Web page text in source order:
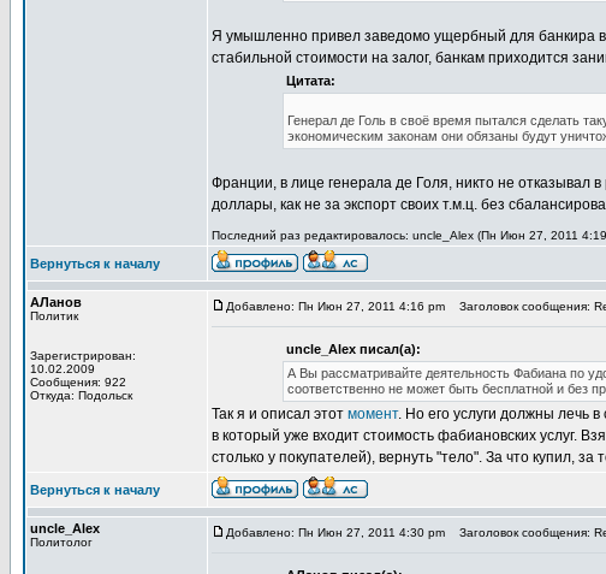
Я умышленно привел заведомо ущербный для банкира
стабильной стоимости на залог, банкам приходится
Цитата:
Генерал де Голь в своё время пытался сделать
экономическим законам они обязаны будут
Франции, в лице генерала де Голя, никто не отказывал
доллары, как не за экспорт своих т.м.ц. без
Последний раз редактировалось: uncle_Alex (Пн Июн 27, 2011
Вернуться к началу
АЛанов
Политик
Зарегистрирован:
10.02.2009
Сообщения: 922
Откуда: Подольск
Добавлено: Пн Июн 27, 2011 4:16 pm Заголовок сообщения:
uncle_Alex писал(а):
А Вы рассматривайте деятельность Фабиана по
соответственно не может быть бесплатной и без
Так я и описал этот момент. Но его услуги должны лечь в
в который уже входит стоимость фабиановских услуг.
столько у покупателей), вернуть "тело". За что купил,
Вернуться к началу
uncle_Alex
Политолог
Добавлено: Пн Июн 27, 2011 4:30 pm Заголовок сообщения: